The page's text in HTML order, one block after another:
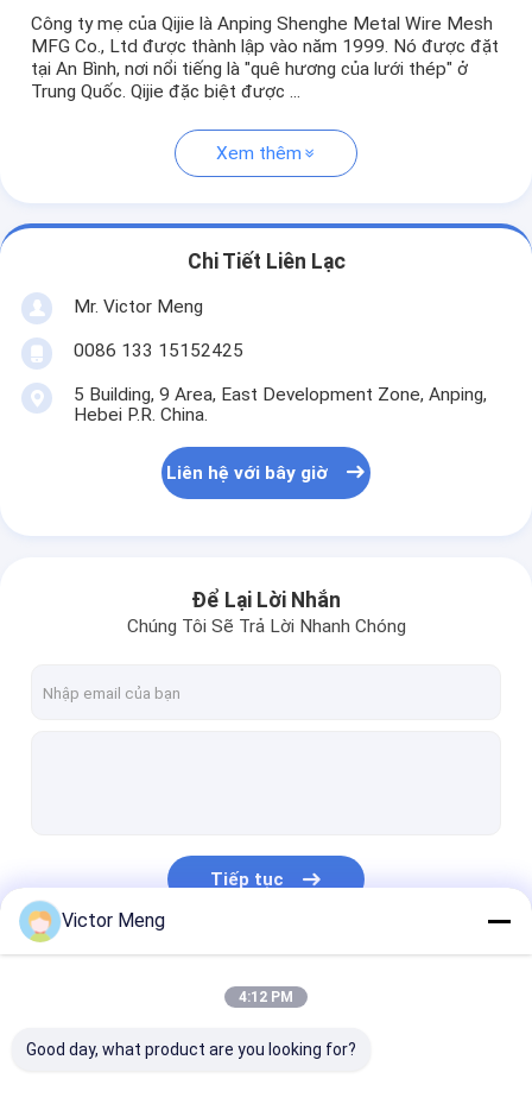
Công ty mẹ của Qijie là Anping Shenghe Metal Wire Mesh
MFG Co., Ltd được thành lập vào năm 1999. Nó được đặt
tại An Bình, nơi nổi tiếng là "quê hương của lưới thép" ở
Trung Quốc. Qijie đặc biệt được ...
Xem thêm
Chi Tiết Liên Lạc
Mr. Victor Meng
0086 133 15152425
5 Building, 9 Area, East Development Zone, Anping,
Hebei P.R. China.
Liên hệ với bây giờ
Để Lại Lời Nhắn
Chúng Tôi Sẽ Trả Lời Nhanh Chóng
Tiếp tục
Victor Meng
4:12 PM
Good day, what product are you looking for?